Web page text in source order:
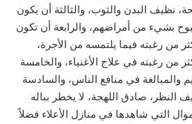
نظيف البدن والثوب، والثالثة أن يكون
بشيء من أمراضهم، والرابعة أن تكون
من رغبته فيما يلتمسه من الأجرة،
من رغبته في علاج الأغنياء، والخامسة
والمبالغة في منافع الناس، والسادسة
النظر، صادق اللهجة، لا يخطر بباله
التي شاهدها في منازل الأعلاء فضلاً